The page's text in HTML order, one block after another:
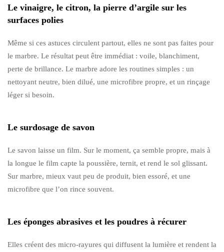
Le vinaigre, le citron, la pierre d’argile sur les
surfaces polies
Même si ces astuces circulent partout, elles ne sont pas faites pour
le marbre. Le résultat peut être immédiat : voile, blanchiment,
perte de brillance. Le marbre adore les routines simples : un
nettoyant neutre, bien dilué, une microfibre propre, et un rinçage
léger si besoin.
Le surdosage de savon
Le savon laisse un film. Sur le moment, ça semble propre, mais à
la longue le film capte la poussière, ternit, et rend le sol glissant.
Sur marbre, mieux vaut peu de produit, bien essoré, et une
microfibre que l’on rince souvent.
Les éponges abrasives et les poudres à récurer
Elles créent des micro-rayures qui diffusent la lumière et rendent la